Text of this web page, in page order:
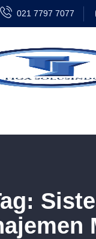
021 7797 7077